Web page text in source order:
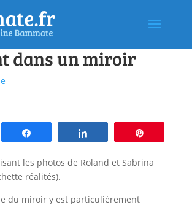
dans un miroir
les photos de Roland et Sabrina
réalités).
du miroir y est particulièrement